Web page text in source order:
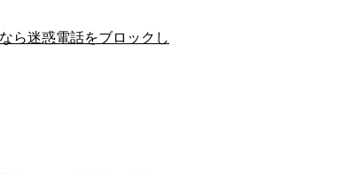
ら迷惑電話をブロックし